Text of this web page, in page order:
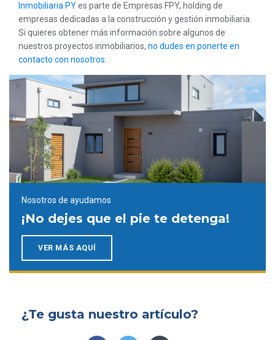
Inmobiliaria PYes parte de Empresas FPY, holding de
empresas dedicadas a la construcción y gestión inmobiliaria.
Si quieres obtener más información sobre algunos de
nuestros proyectos inmobiliarios, no dudes en ponerte en
contacto con nosotros.
Nosotros de ayudamos
¡No dejes que el pie te detenga!
VER MÁS AQUÍ
¿Te gusta nuestro artículo?